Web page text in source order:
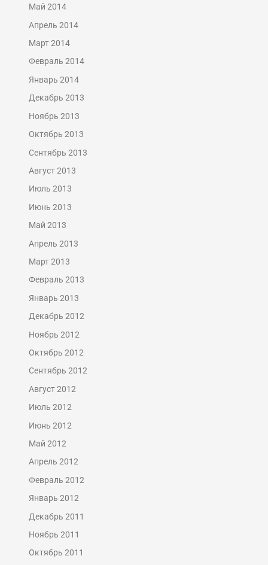
Май 2014
Апрель 2014
Март 2014
Февраль 2014
Январь 2014
Декабрь 2013
Ноябрь 2013
Октябрь 2013
Сентябрь 2013
Август 2013
Июль 2013
Июнь 2013
Май 2013
Апрель 2013
Март 2013
Февраль 2013
Январь 2013
Декабрь 2012
Ноябрь 2012
Октябрь 2012
Сентябрь 2012
Август 2012
Июль 2012
Июнь 2012
Май 2012
Апрель 2012
Февраль 2012
Январь 2012
Декабрь 2011
Ноябрь 2011
Октябрь 2011